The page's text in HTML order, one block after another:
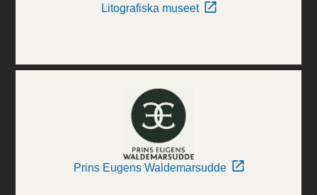
Litografiska museet
Prins Eugens Waldemarsudde